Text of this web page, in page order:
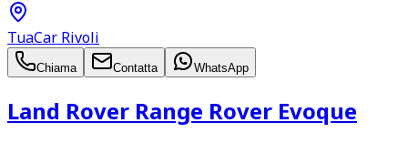
TuaCar Rivoli
Chiama Contatta WhatsApp
Land Rover Range Rover Evoque